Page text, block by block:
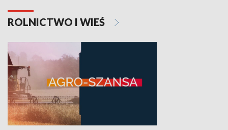
ROLNICTWO I WIEŚ